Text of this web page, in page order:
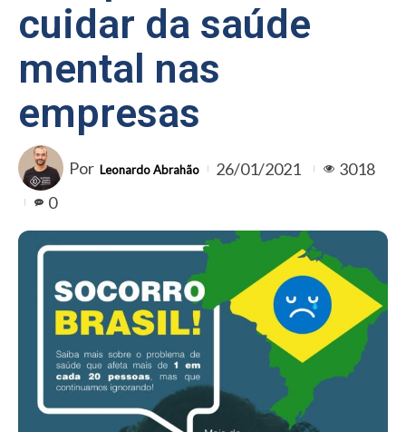
cuidar da saúde
mental nas
empresas
Por Leonardo Abrahão 26/01/2021
3018
0